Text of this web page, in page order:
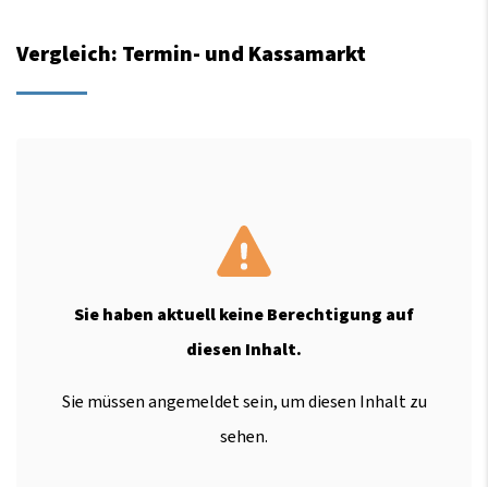
Vergleich: Termin- und Kassamarkt
Sie haben aktuell keine Berechtigung auf
diesen Inhalt.
Sie müssen angemeldet sein, um diesen Inhalt zu
sehen.